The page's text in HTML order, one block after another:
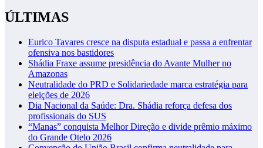
ÚLTIMAS
Eurico Tavares cresce na disputa estadual e passa a enfrentar
ofensiva nos bastidores
Shádia Fraxe assume presidência do Avante Mulher no
Amazonas
Neutralidade do PRD e Solidariedade marca estratégia para
eleições de 2026
Dia Nacional da Saúde: Dra. Shádia reforça defesa dos
profissionais do SUS
“Manas” conquista Melhor Direção e divide prêmio máximo
do Grande Otelo 2026